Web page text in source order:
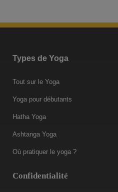
Types de Yoga
Tout sur le Yoga
Yoga pour débutants
Hatha Yoga
Ashtanga Yoga
Où pratiquer le yoga ?
Confidentialité